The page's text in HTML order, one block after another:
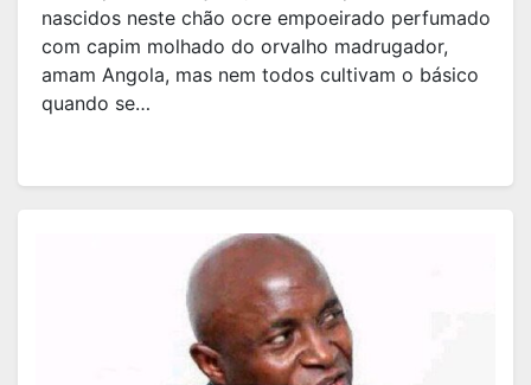
nascidos neste chão ocre empoeirado perfumado
com capim molhado do orvalho madrugador,
amam Angola, mas nem todos cultivam o básico
quando se…